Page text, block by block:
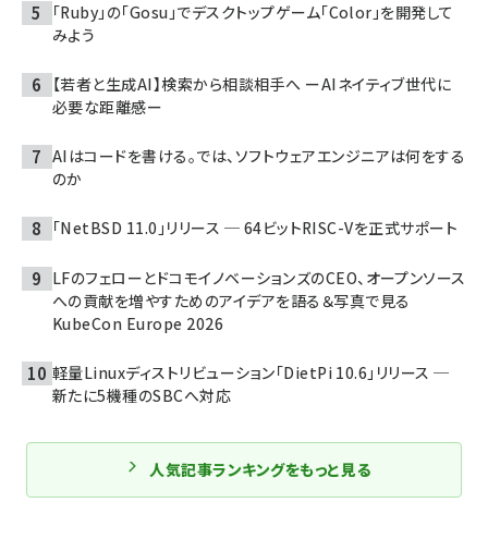
「Ruby」の「Gosu」でデスクトップゲーム「Color」を開発して
みよう
【若者と生成AI】検索から相談相手へ ーAIネイティブ世代に
必要な距離感ー
AIはコードを書ける。では、ソフトウェアエンジニアは何をする
のか
「NetBSD 11.0」リリース ─ 64ビットRISC-Vを正式サポート
LFのフェローとドコモイノベーションズのCEO、オープンソース
への貢献を増やすためのアイデアを語る＆写真で見る
KubeCon Europe 2026
軽量Linuxディストリビューション「DietPi 10.6」リリース ─
新たに5機種のSBCへ対応
人気記事ランキングをもっと見る